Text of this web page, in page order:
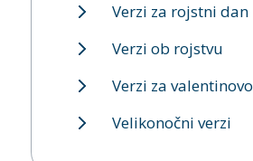
Verzi za rojstni dan
Verzi ob rojstvu
Verzi za valentinovo
Velikonočni verzi